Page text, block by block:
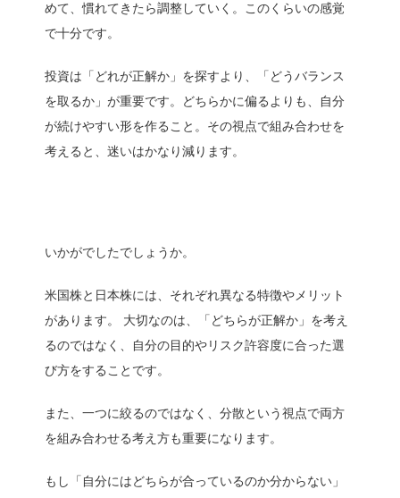
めて、慣れてきたら調整していく。このくらいの感覚
で十分です。
投資は「どれが正解か」を探すより、「どうバランス
を取るか」が重要です。どちらかに偏るよりも、自分
が続けやすい形を作ること。その視点で組み合わせを
考えると、迷いはかなり減ります。
いかがでしたでしょうか。
米国株と日本株には、それぞれ異なる特徴やメリット
があります。 大切なのは、「どちらが正解か」を考え
るのではなく、自分の目的やリスク許容度に合った選
び方をすることです。
また、一つに絞るのではなく、分散という視点で両方
を組み合わせる考え方も重要になります。
もし「自分にはどちらが合っているのか分からない」